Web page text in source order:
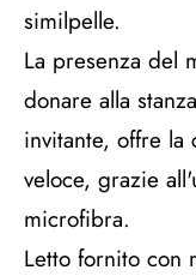
similpelle.
La presenza del
donare alla
invitante, offre
veloce, grazie
microfibra.
Letto fornito con